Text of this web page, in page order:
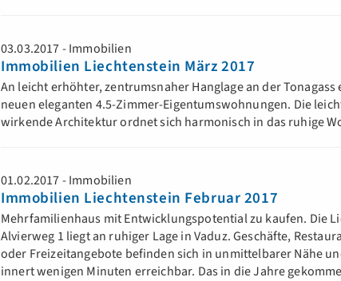
03.03.2017 - Immobilien
Immobilien Liechtenstein März 2017
An leicht erhöhter, zentrumsnaher Hanglage an der Tonagass
neuen eleganten 4.5-Zimmer-Eigentumswohnungen. Die
wirkende Architektur ordnet sich harmonisch in das ruhige
01.02.2017 - Immobilien
Immobilien Liechtenstein Februar 2017
Mehrfamilienhaus mit Entwicklungspotential zu kaufen. Die
Alvierweg 1 liegt an ruhiger Lage in Vaduz. Geschäfte,
oder Freizeitangebote befinden sich in unmittelbarer Nähe
innert wenigen Minuten erreichbar. Das in die Jahre